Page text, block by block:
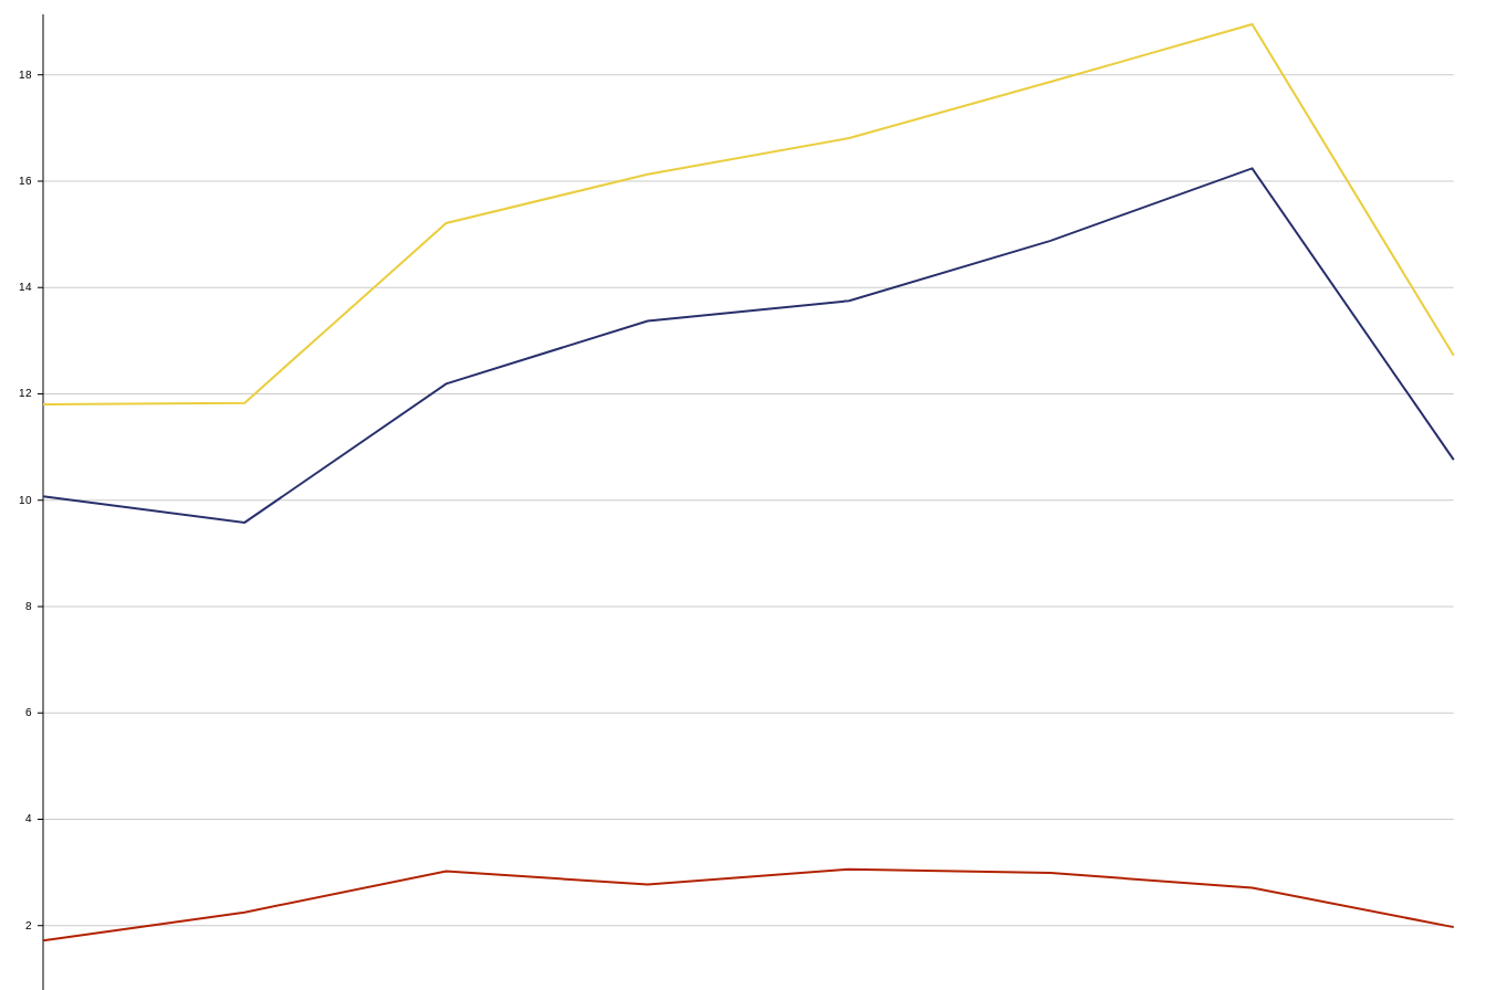
18
16
14
12
10
8
6
4
2
18
16
14
12
10
8
6
4
2